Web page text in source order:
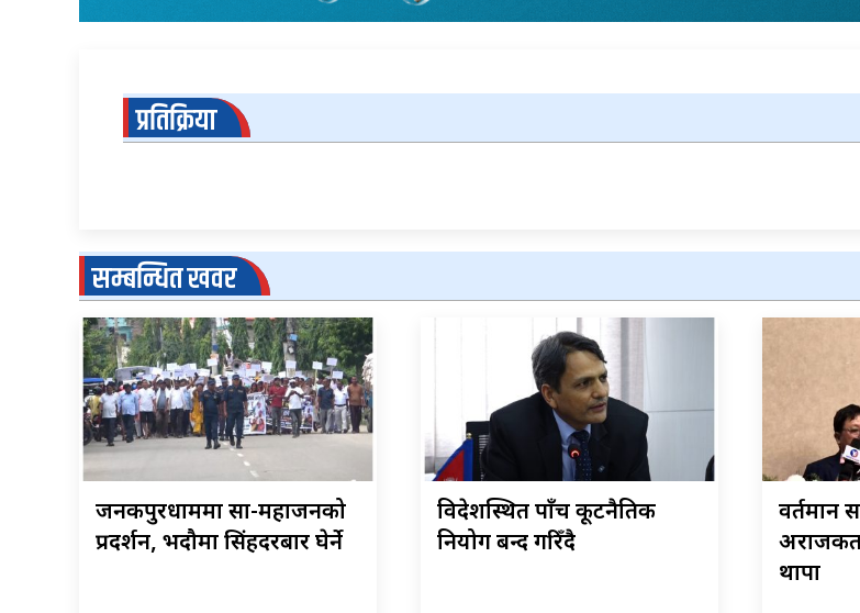
प्रतिक्रिया
सम्बन्धित खवर
जनकपुरधाममा साहु-महाजनको
प्रदर्शन, भदौमा सिंहदरबार घेर्ने
विदेशस्थित पाँच कूटनैतिक
नियोग बन्द गरिँदै
वर्तमान
थापा